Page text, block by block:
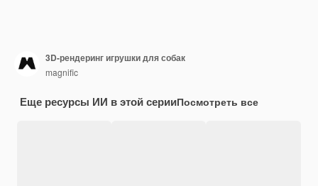
3D-рендеринг игрушки для собак
magnific
Еще ресурсы ИИ в этой серииПосмотреть все